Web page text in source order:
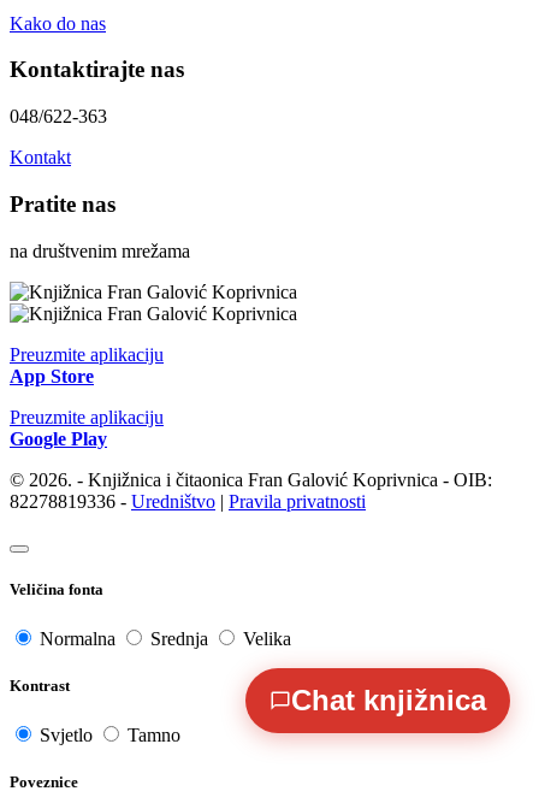
Kako do nas
Kontaktirajte nas
048/622-363
Kontakt
Pratite nas
na društvenim mrežama
Preuzmite aplikaciju
App Store
Preuzmite aplikaciju
Google Play
© 2026. - Knjižnica i čitaonica Fran Galović Koprivnica - OIB:
82278819336 - Uredništvo | Pravila privatnosti
Veličina fonta
Normalna Srednja Velika
Kontrast
Svjetlo Tamno
Poveznice
Chat knjižnica